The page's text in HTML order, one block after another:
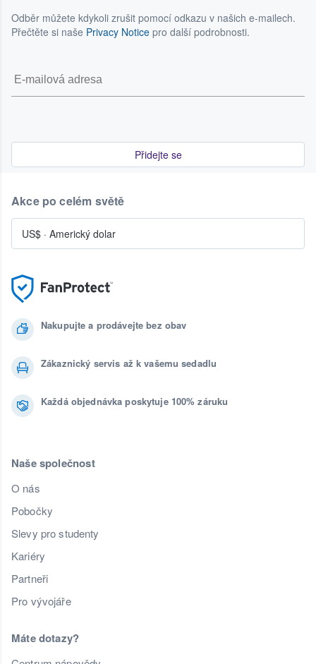
Odběr můžete kdykoli zrušit pomocí odkazu v našich e-mailech.
Přečtěte si naše Privacy Notice pro další podrobnosti.
Přidejte se
Nakupujte a prodávejte bez obav
Zákaznický servis až k vašemu sedadlu
Každá objednávka poskytuje 100% záruku
Naše společnost
O nás
Pobočky
Slevy pro studenty
Kariéry
Partneři
Pro vývojáře
Máte dotazy?
Akce po celém světě
US$ · Americký dolar